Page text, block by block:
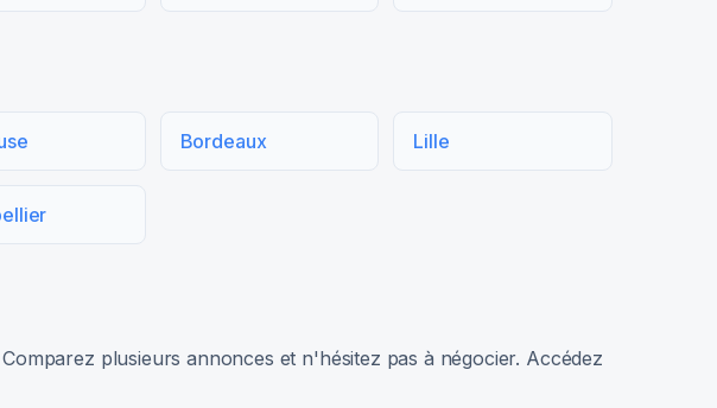
Bordeaux Lille
plusieurs annonces et n'hésitez pas à négocier. Accédez